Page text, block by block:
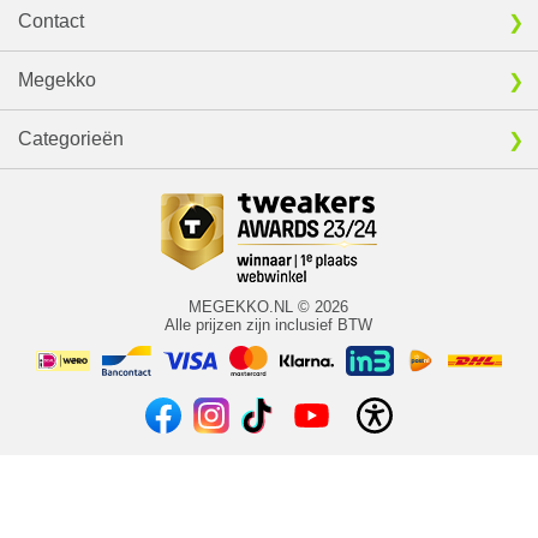
Contact
Megekko
Categorieën
MEGEKKO.NL © 2026
Alle prijzen zijn inclusief BTW